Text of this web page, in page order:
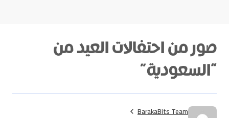
صور من احتفالات العيد من
“السعودية”
BarakaBits Team